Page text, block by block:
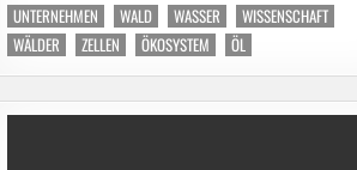
UNTERNEHMEN
WALD WASSER
WISSENSCHAFT
WÄLDER
ZELLEN ÖKOSYSTEM ÖL